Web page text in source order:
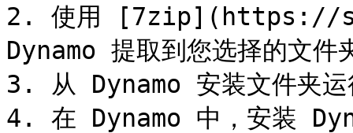
2. 使用 [7zip](https://
Dynamo 提取到您选择的文件
3. 从 Dynamo 安装文件夹
4. 在 Dynamo 中，安装